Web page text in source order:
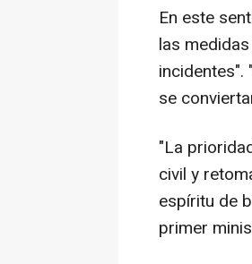
En este
las
se
"La
civil y
espíritu de
primer